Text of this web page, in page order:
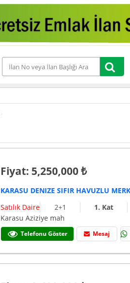
Fiyat: 5,250,000 ₺
Satılık Daire 2+1 1. Kat
Karasu Aziziye mah
Telefonu Göster Mesaj